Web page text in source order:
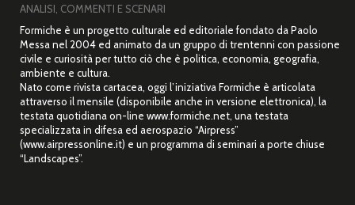
ANALISI, COMMENTI E SCENARI
Formiche è un progetto culturale ed editoriale fondato da Paolo
Messa nel 2004 ed animato da un gruppo di trentenni con passione
civile e curiosità per tutto ciò che è politica, economia, geografia,
ambiente e cultura.
Nato come rivista cartacea, oggi l’iniziativa Formiche è articolata
attraverso il mensile (disponibile anche in versione elettronica), la
testata quotidiana on-line www.formiche.net, una testata
specializzata in difesa ed aerospazio “Airpress”
(www.airpressonline.it) e un programma di seminari a porte chiuse
“Landscapes”.